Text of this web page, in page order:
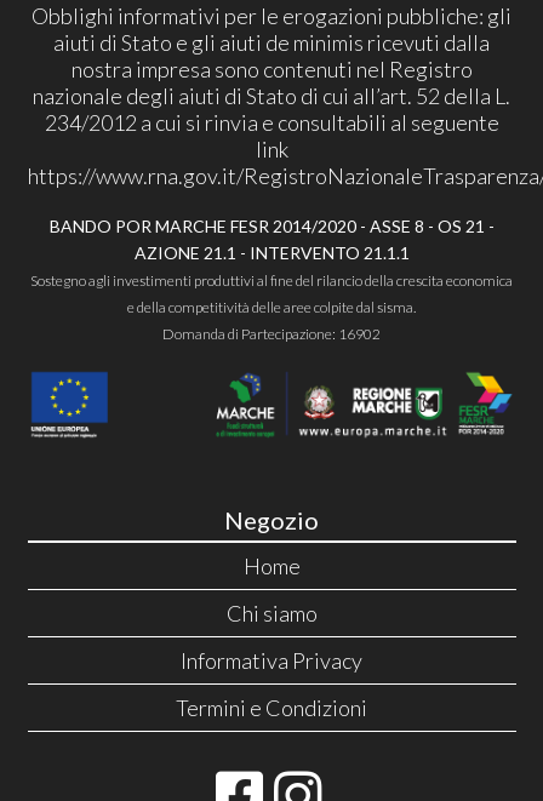
Obblighi informativi per le erogazioni pubbliche: gli
aiuti di Stato e gli aiuti de minimis ricevuti dalla
nostra impresa sono contenuti nel Registro
nazionale degli aiuti di Stato di cui all’art. 52 della L.
234/2012 a cui si rinvia e consultabili al seguente
link
https://www.rna.gov.it/
BANDO POR MARCHE FESR 2014/2020 - ASSE 8 - OS 21 -
AZIONE 21.1 - INTERVENTO 21.1.1
Sostegno agli investimenti produttivi al fine del rilancio della crescita economica
e della competitività delle aree colpite dal sisma.
Domanda di Partecipazione: 16902
Negozio
Home
Chi siamo
Informativa Privacy
Termini e Condizioni